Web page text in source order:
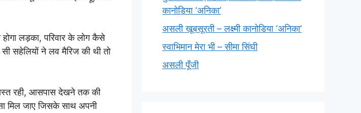
लड़का, परिवार के लोग कैसे
सहेलियों ने लव मैरिज की थी तो
रही, आसपास देखने तक की
मिल जाए जिसके साथ अपनी
कानोडिया ‘अनिका’
असली खूबसूरती – लक्ष्मी कानोडिया ‘अनिका’
स्वाभिमान मेरा भी – सीमा सिंघी
असली पूँजी